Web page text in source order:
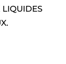
LIQUIDES